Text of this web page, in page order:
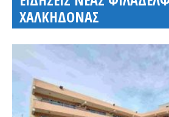
ΧΑΛΚΗΔΟΝΑΣ